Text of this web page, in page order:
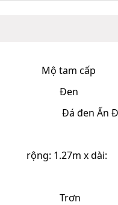
Mộ tam cấp
Đen
Đá đen Ấn
rộng: 1.27m x dài:
Trơn